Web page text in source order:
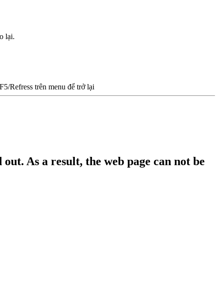
lại.
Refress trên menu để trở lại
As a result, the web page can not be